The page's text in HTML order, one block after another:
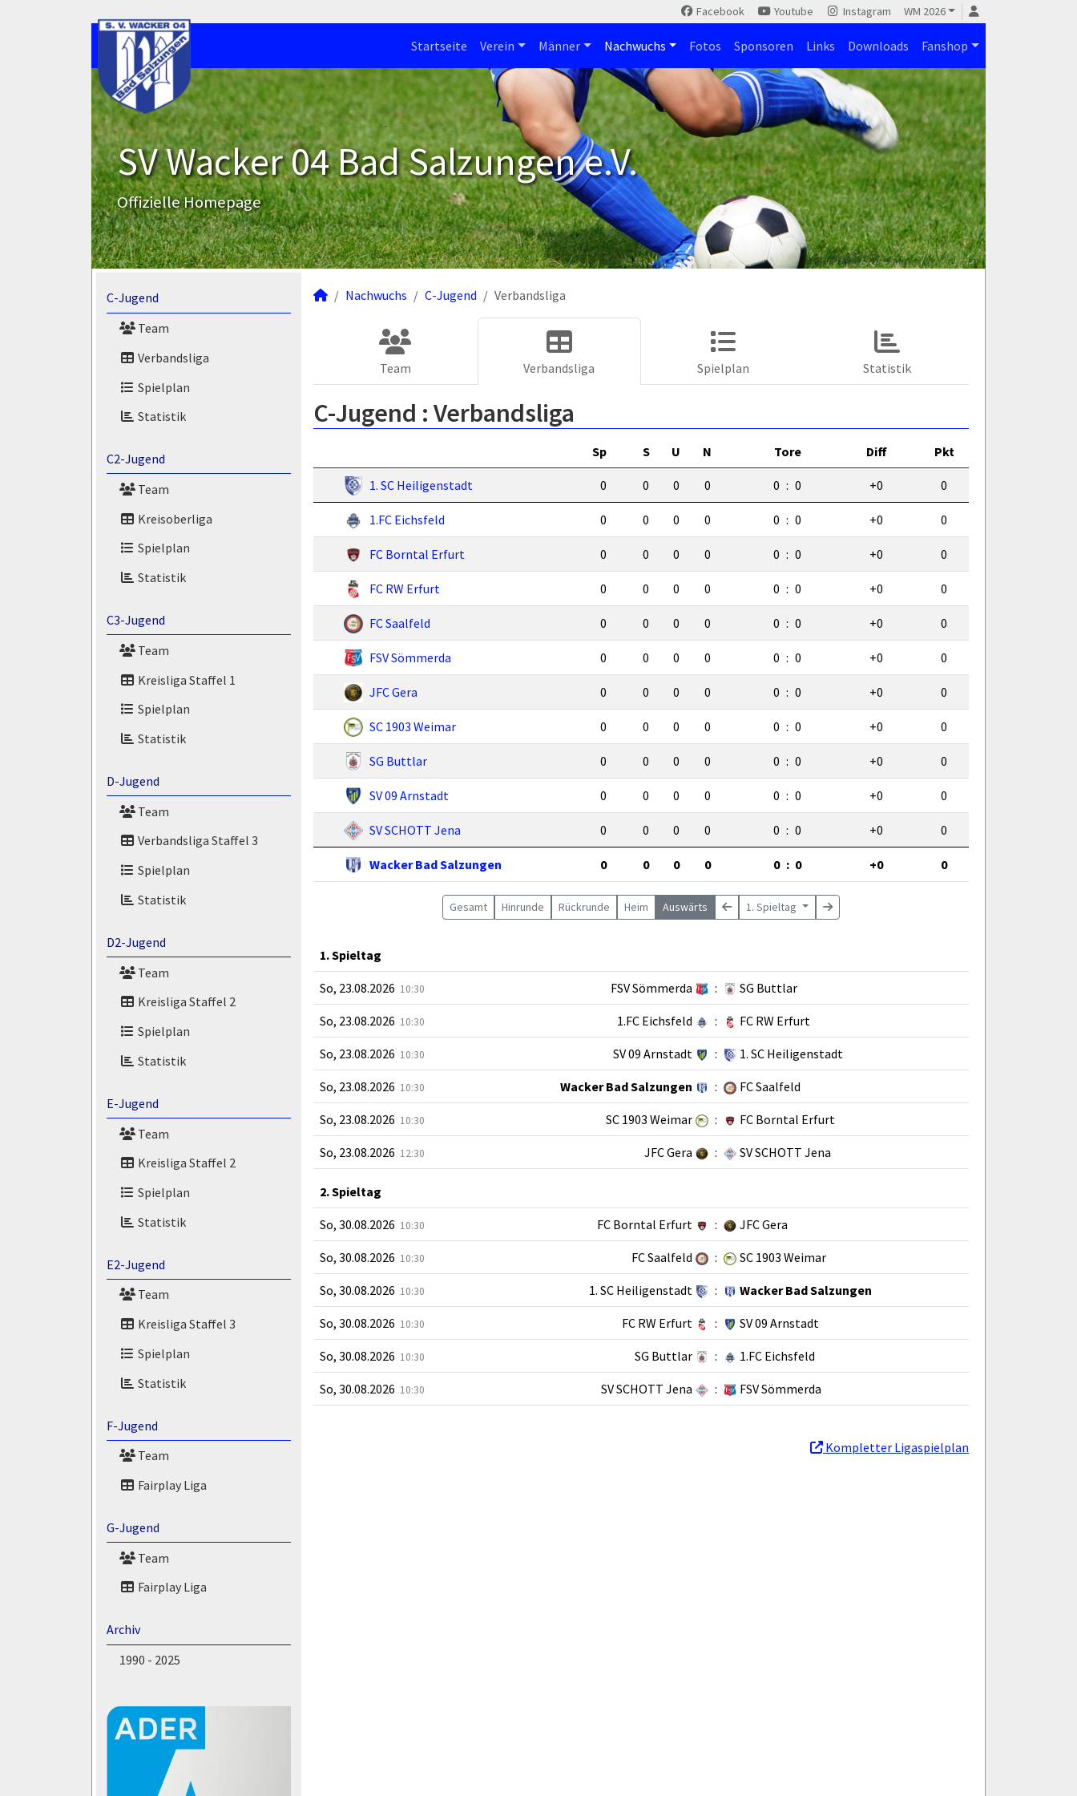
Facebook Youtube Instagram WM 2026
Startseite Verein Männer Nachwuchs Fotos Sponsoren Links Downloads Fanshop
SV Wacker 04 Bad Salzungen e.V.
Offizielle Homepage
C-Jugend
Team
Verbandsliga
Spielplan
Statistik
C2-Jugend
Team
Kreisoberliga
Spielplan
Statistik
C3-Jugend
Team
Kreisliga Staffel 1
Spielplan
Statistik
D-Jugend
Team
Verbandsliga Staffel 3
Spielplan
Statistik
D2-Jugend
Team
Kreisliga Staffel 2
Spielplan
Statistik
E-Jugend
Team
Kreisliga Staffel 2
Spielplan
Statistik
E2-Jugend
Team
Kreisliga Staffel 3
Spielplan
Statistik
F-Jugend
Team
Fairplay Liga
G-Jugend
Team
Fairplay Liga
Archiv
1990 - 2025
Nachwuchs C-Jugend Verbandsliga
Team Verbandsliga Spielplan Statistik
C-Jugend : Verbandsliga
Sp S U N Tore Diff Pkt
1. SC Heiligenstadt 0 0 0 0 0 : 0 +0 0
1.FC Eichsfeld 0 0 0 0 0 : 0 +0 0
FC Borntal Erfurt 0 0 0 0 0 : 0 +0 0
FC RW Erfurt 0 0 0 0 0 : 0 +0 0
FC Saalfeld 0 0 0 0 0 : 0 +0 0
FSV Sömmerda 0 0 0 0 0 : 0 +0 0
JFC Gera 0 0 0 0 0 : 0 +0 0
SC 1903 Weimar 0 0 0 0 0 : 0 +0 0
SG Buttlar 0 0 0 0 0 : 0 +0 0
SV 09 Arnstadt 0 0 0 0 0 : 0 +0 0
SV SCHOTT Jena 0 0 0 0 0 : 0 +0 0
Wacker Bad Salzungen 0 0 0 0 0 : 0 +0 0
Gesamt Hinrunde Rückrunde Heim Auswärts 1. Spieltag
1. Spieltag
So, 23.08.2026 10:30 FSV Sömmerda : SG Buttlar
So, 23.08.2026 10:30 1.FC Eichsfeld : FC RW Erfurt
So, 23.08.2026 10:30 SV 09 Arnstadt : 1. SC Heiligenstadt
So, 23.08.2026 10:30 Wacker Bad Salzungen : FC Saalfeld
So, 23.08.2026 10:30 SC 1903 Weimar : FC Borntal Erfurt
So, 23.08.2026 12:30 JFC Gera : SV SCHOTT Jena
2. Spieltag
So, 30.08.2026 10:30 FC Borntal Erfurt : JFC Gera
So, 30.08.2026 10:30 FC Saalfeld : SC 1903 Weimar
So, 30.08.2026 10:30 1. SC Heiligenstadt : Wacker Bad Salzungen
So, 30.08.2026 10:30 FC RW Erfurt : SV 09 Arnstadt
So, 30.08.2026 10:30 SG Buttlar : 1.FC Eichsfeld
So, 30.08.2026 10:30 SV SCHOTT Jena : FSV Sömmerda
Kompletter Ligaspielplan